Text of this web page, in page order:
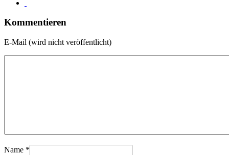
Kommentieren
E-Mail (wird nicht veröffentlicht)
Name *